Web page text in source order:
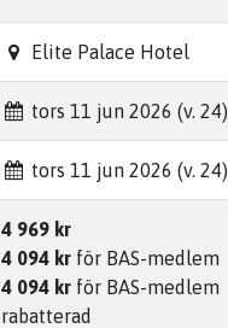
Elite Palace Hotel
tors 11 jun 2026 (v. 24)
tors 11 jun 2026 (v. 24)
4 969 kr
4 094 kr för BAS-medlem
4 094 kr för BAS-medlem
rabatterad